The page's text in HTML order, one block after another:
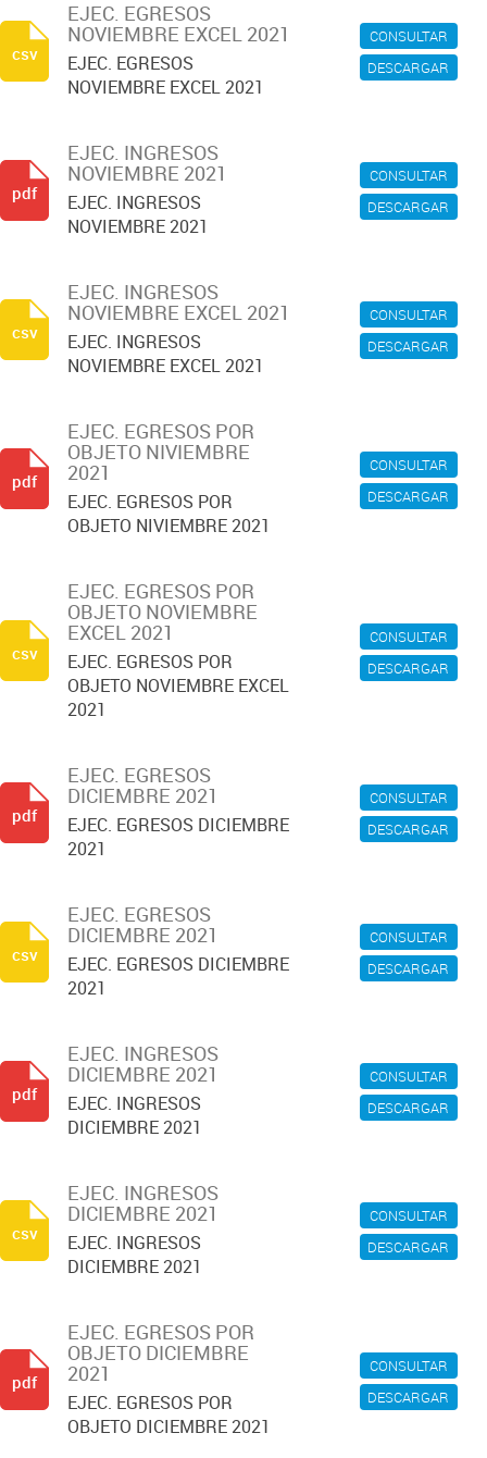
CONSULTAR
DESCARGAR
EJEC. EGRESOS
NOVIEMBRE EXCEL 2021
EJEC. EGRESOS
NOVIEMBRE EXCEL 2021
csv
CONSULTAR
DESCARGAR
EJEC. INGRESOS
NOVIEMBRE 2021
EJEC. INGRESOS
NOVIEMBRE 2021
pdf
CONSULTAR
DESCARGAR
EJEC. INGRESOS
NOVIEMBRE EXCEL 2021
EJEC. INGRESOS
NOVIEMBRE EXCEL 2021
csv
CONSULTAR
DESCARGAR
EJEC. EGRESOS POR
OBJETO NIVIEMBRE
2021
EJEC. EGRESOS POR
OBJETO NIVIEMBRE 2021
pdf
CONSULTAR
DESCARGAR
EJEC. EGRESOS POR
OBJETO NOVIEMBRE
EXCEL 2021
EJEC. EGRESOS POR
OBJETO NOVIEMBRE EXCEL
2021
csv
CONSULTAR
DESCARGAR
EJEC. EGRESOS
DICIEMBRE 2021
EJEC. EGRESOS DICIEMBRE
2021
pdf
CONSULTAR
DESCARGAR
EJEC. EGRESOS
DICIEMBRE 2021
EJEC. EGRESOS DICIEMBRE
2021
csv
CONSULTAR
DESCARGAR
EJEC. INGRESOS
DICIEMBRE 2021
EJEC. INGRESOS
DICIEMBRE 2021
pdf
CONSULTAR
DESCARGAR
EJEC. INGRESOS
DICIEMBRE 2021
EJEC. INGRESOS
DICIEMBRE 2021
csv
CONSULTAR
DESCARGAR
EJEC. EGRESOS POR
OBJETO DICIEMBRE
2021
EJEC. EGRESOS POR
OBJETO DICIEMBRE 2021
pdf